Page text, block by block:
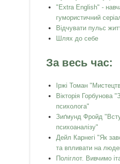
"Extra English" -
гумористичний
Відчувати пульс
Шлях до себе
За весь час:
Іржі Томан
Вікторія Горбунова
психолога"
Зиґмунд Фройд
психоаналізу"
Дейл Карнегі "Як
та впливати на
Поліглот. Вивчимо